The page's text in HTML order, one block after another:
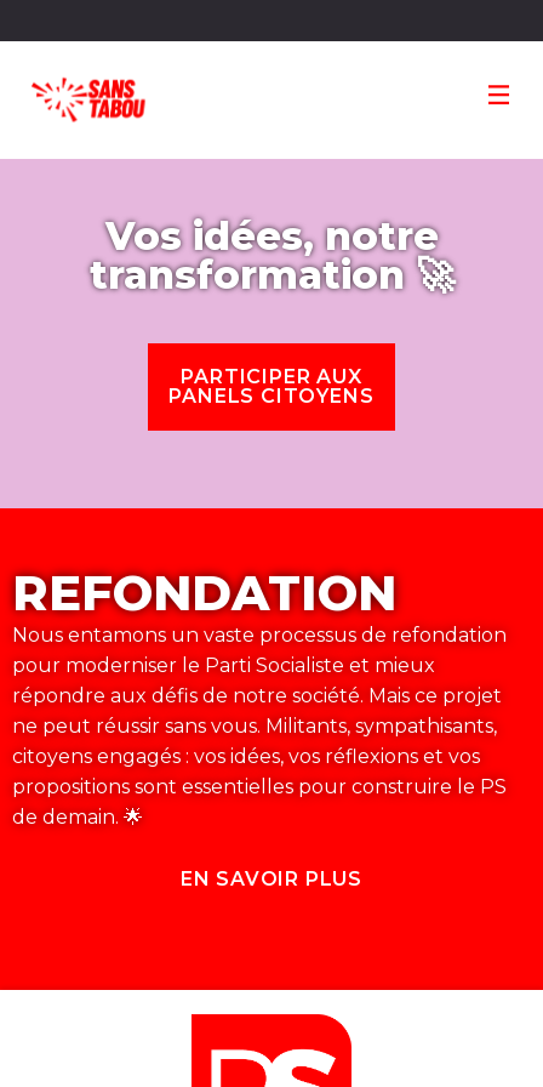
Vos idées, notre
transformation 🚀
PARTICIPER AUX
PANELS CITOYENS
REFONDATION
Nous entamons un vaste processus de refondation
pour moderniser le Parti Socialiste et mieux
répondre aux défis de notre société. Mais ce projet
ne peut réussir sans vous. Militants, sympathisants,
citoyens engagés : vos idées, vos réflexions et vos
propositions sont essentielles pour construire le PS
de demain. 🌟
EN SAVOIR PLUS